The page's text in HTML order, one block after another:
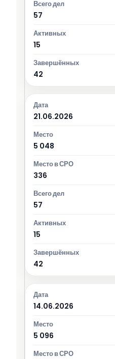
57
15
42
21.06.2026
5 048
336
57
15
42
14.06.2026
5 096